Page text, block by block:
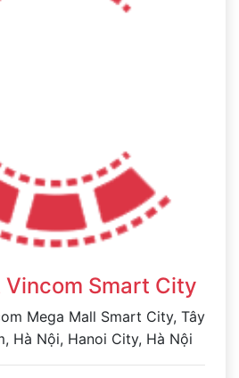
Vincom Smart City
Mega Mall Smart City, Tây
Hà Nội, Hanoi City, Hà Nội